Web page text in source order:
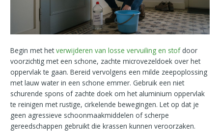
Begin met hetverwijderen van losse vervuiling en stofdoor
voorzichtig met een schone, zachte microvezeldoek over het
oppervlak te gaan. Bereid vervolgens een milde zeepoplossing
met lauw water in een schone emmer. Gebruik een niet
schurende spons of zachte doek om het aluminium oppervlak
te reinigen met rustige, cirkelende bewegingen. Let op dat je
geen agressieve schoonmaakmiddelen of scherpe
gereedschappen gebruikt die krassen kunnen veroorzaken.